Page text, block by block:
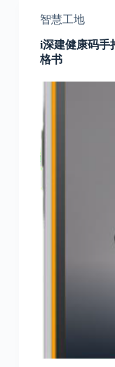
智慧工地
i深建健康码手
格书